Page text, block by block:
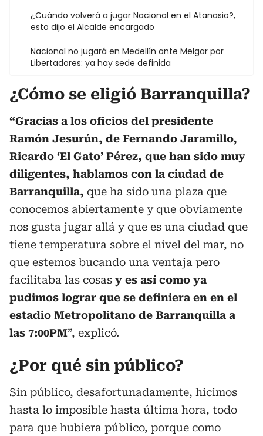
¿Cuándo volverá a jugar Nacional en el Atanasio?,
esto dijo el Alcalde encargado
Nacional no jugará en Medellín ante Melgar por
Libertadores: ya hay sede definida
¿Cómo se eligió Barranquilla?
“Gracias a los oficios del presidente
Ramón Jesurún, de Fernando Jaramillo,
Ricardo ‘El Gato’ Pérez, que han sido muy
diligentes, hablamos con la ciudad de
Barranquilla, que ha sido una plaza que
conocemos abiertamente y que obviamente
nos gusta jugar allá y que es una ciudad que
tiene temperatura sobre el nivel del mar, no
que estemos bucando una ventaja pero
facilitaba las cosas y es así como ya
pudimos lograr que se definiera en en el
estadio Metropolitano de Barranquilla a
las 7:00PM”, explicó.
¿Por qué sin público?
Sin público, desafortunadamente, hicimos
hasta lo imposible hasta última hora, todo
para que hubiera público, porque como